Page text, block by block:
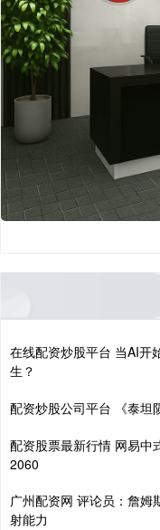
在线配资炒股平台 当AI开
生？
配资炒股公司平台 《泰坦
配资股票最新行情 网易中
2060
广州配资网 评论员：詹姆
射能力